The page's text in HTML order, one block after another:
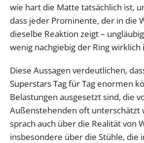
wie hart die Matte tatsächlich ist,
dass jeder Prominente, der in die
dieselbe Reaktion zeigt –
wenig nachgiebig der Ring wirklich
Diese Aussagen verdeutlichen,
Superstars Tag für Tag enormen
Belastungen ausgesetzt sind, die
Außenstehenden oft unterschätzt
sprach auch über die Realität von
insbesondere über die Stühle, die